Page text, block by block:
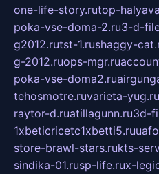
one-life-story.rutop-
poka-vse-doma-2.ru3-d-
g2012.rutst-1.rushaggy-
g-2012.ruops-mgr.ru
poka-vse-doma2.ru
tehosmotre.ruvarieta-yug.ru
raytor-d.ruatillagunn.ru3d-
1xbeticricetc1xbetti5.ru
store-brawl-stars.rukts-
sindika-01.rusp-life.rux-